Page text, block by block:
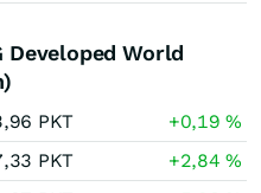
Developed World
PKT +0,19%
PKT +2,84%